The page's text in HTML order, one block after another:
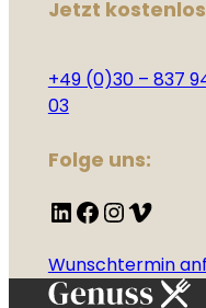
Jetzt
+49 (0)30 – 837
03
Folge uns:
LinkedIn Facebook InstagramVimeo
Wunschtermin